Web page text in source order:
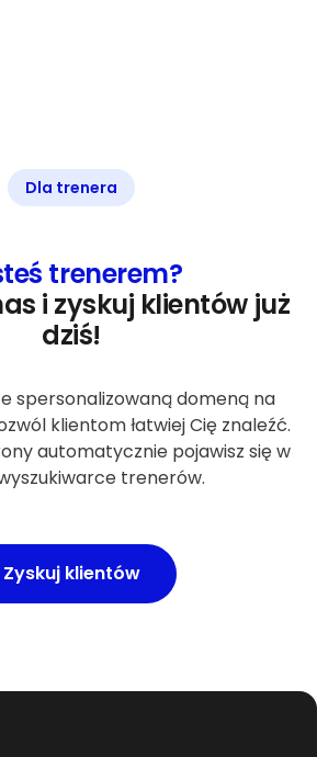
Dla trenera
trenerem?
i zyskuj klientów już
dziś!
spersonalizowaną domeną na
klientom łatwiej Cię znaleźć.
automatycznie pojawisz się w
trenerów.
Zyskuj klientów